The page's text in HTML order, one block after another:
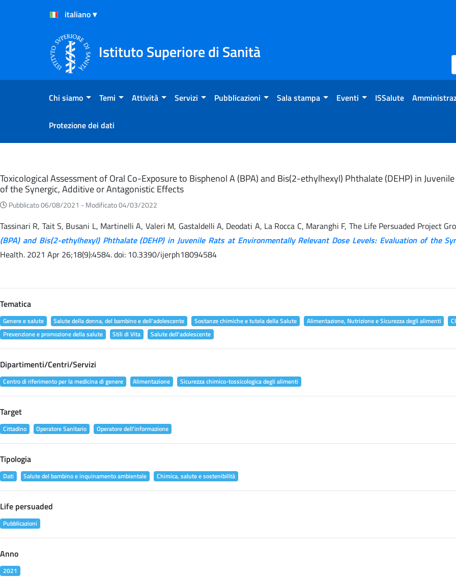
Salta al Contenuto
Salta al Footer
Istituto Superiore di Sanità
Chi siamo Temi Attività Servizi Pubblicazioni Sala stampa Eventi ISSalute
Protezione dei dati
Eventi
Toxicological Assessment of Oral Co-Exposure to Bisphenol A (BPA) and Bis(2-ethylhexyl) Phthalate (DEHP) in
of the Synergic, Additive or Antagonistic Effects
Pubblicato 06/08/2021 - Modificato 04/03/2022
Tassinari R, Tait S, Busani L, Martinelli A, Valeri M, Gastaldelli A, Deodati A, La Rocca C, Maranghi F, The Life Persuaded Project
(BPA) and Bis(2-ethylhexyl) Phthalate (DEHP) in Juvenile Rats at Environmentally Relevant Dose Levels: Evaluation of the
Health. 2021 Apr 26;18(9):4584. doi: 10.3390/ijerph18094584
Tematica
Genere e salute Salute della donna, del bambino e dell'adolescente Sostanze chimiche e tutela della Salute Alimentazione, Nutrizione e Sicurezza degli alimenti
Prevenzione e promozione della salute
Stili di Vita Salute dell'adolescente
Dipartimenti/Centri/Servizi
Centro di riferimento per la medicina di genere Alimentazione Sicurezza chimico-tossicologica degli alimenti
Target
Cittadino Operatore Sanitario Operatore dell'informazione
Tipologia
Dati Salute del bambino e inquinamento ambientale Chimica, salute e sostenibilità
Life persuaded
Pubblicazioni
Anno
2021